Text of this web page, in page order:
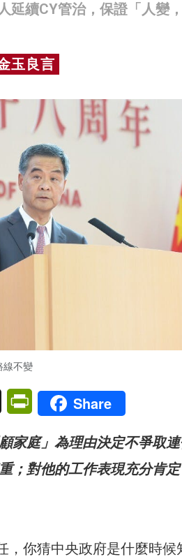
延續CY管治，保證「人變
玉良言
線不變
X PrintFriendly
Share
家庭」為理由決定不爭取
；對他的工作表現充分肯
，你猜中央政府是什麼時候